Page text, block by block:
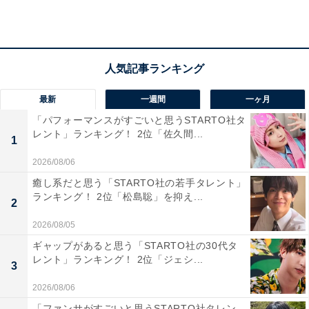
1位：大谷翔平（野球）／72票
最新 一週間 一ヶ月
1
「パフォーマンスがすごいと思うSTARTO社タ
レント」ランキング！ 2位「佐久間...
2026/08/06
2
癒し系だと思う「STARTO社の若手タレント」
ランキング！ 2位「松島聡」を抑え...
2026/08/05
3
ギャップがあると思う「STARTO社の30代タ
レント」ランキング！ 2位「ジェシ...
2026/08/06